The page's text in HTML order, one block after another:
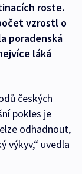
roste.
vzrostl o
poradenská
láká
českých
pokles je
odhadnout,
výkyv,“ uvedla